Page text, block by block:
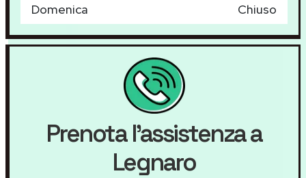
Domenica
Chiuso
Prenota l'assistenza a
Legnaro